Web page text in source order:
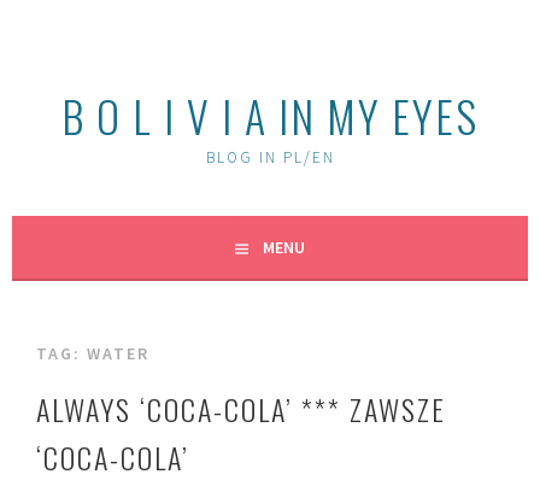
B O L I V I A IN MY EYES
BLOG IN PL/EN
MENU
TAG:WATER
ALWAYS ‘COCA-COLA’ *** ZAWSZE
‘COCA-COLA’